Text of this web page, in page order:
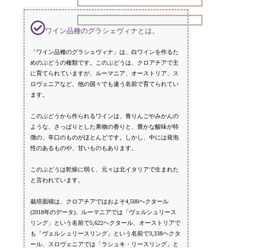
ワイン品種のグラシェヴィナとは。
「ワイン品種のグラシェヴィナ」は、白ワインを作るた
めのぶどうの種類です。このぶどうは、クロアチアで主
に育てられていますが、ルーマニア、オーストリア、ス
ロヴェニアなど、他の国々でも違う名前で育てられてい
ます。
このぶどうから作られるワインは、青りんごやみかんの
ような、さっぱりとした果物の香りと、豊かな酸味が特
徴の、辛口のものがほとんどです。しかし、中には発泡
性のあるものや、甘いものもあります。
このぶどうは乾燥に弱く、元々は北イタリアで生まれた
と言われています。
栽培面積は、クロアチアではおよそ4,500ヘクタール
(2018年のデータ)、ルーマニアでは「ヴェルシュリース
リング」という名前で5,622ヘクタール、オーストリアで
も「ヴェルシュリースリング」という名前で3,338ヘクタ
ール、スロヴェニアでは「ラシュキ・リースリング」と